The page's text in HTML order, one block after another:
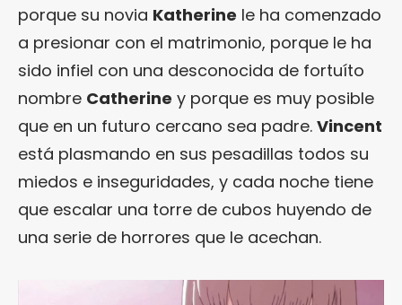
porque su novia Katherine le ha comenzado
a presionar con el matrimonio, porque le ha
sido infiel con una desconocida de fortuíto
nombre Catherine y porque es muy posible
que en un futuro cercano sea padre. Vincent
está plasmando en sus pesadillas todos su
miedos e inseguridades, y cada noche tiene
que escalar una torre de cubos huyendo de
una serie de horrores que le acechan.